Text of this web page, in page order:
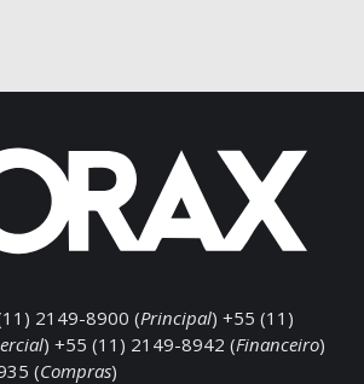
2149-8900 (Principal) +55 (11)
) +55 (11) 2149-8942 (Financeiro)
(Compras)